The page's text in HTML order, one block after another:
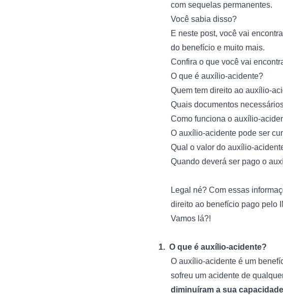
com sequelas permanentes.
Você sabia disso?
E neste post, você vai
do benefício e muito mais.
Confira o que você vai
O que é auxílio-acidente?
Quem tem direito ao auxílio-
Quais documentos
Como funciona o auxílio-
O auxílio-acidente pode ser
Qual o valor do auxílio-
Quando deverá ser pago o
Legal né? Com essas
direito ao benefício pago pelo
Vamos lá?!
1. O que é auxílio-acidente?
O auxílio-acidente é um
sofreu um acidente de
diminuíram a sua